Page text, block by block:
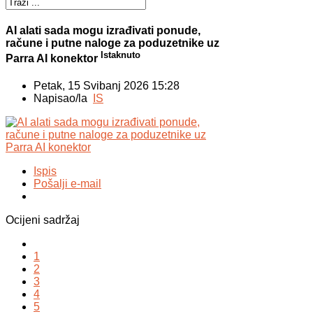
AI alati sada mogu izrađivati ponude,
račune i putne naloge za poduzetnike uz
Parra AI konektor Istaknuto
Petak, 15 Svibanj 2026 15:28
Napisao/la
IS
Ispis
Pošalji e-mail
Ocijeni sadržaj
1
2
3
4
5